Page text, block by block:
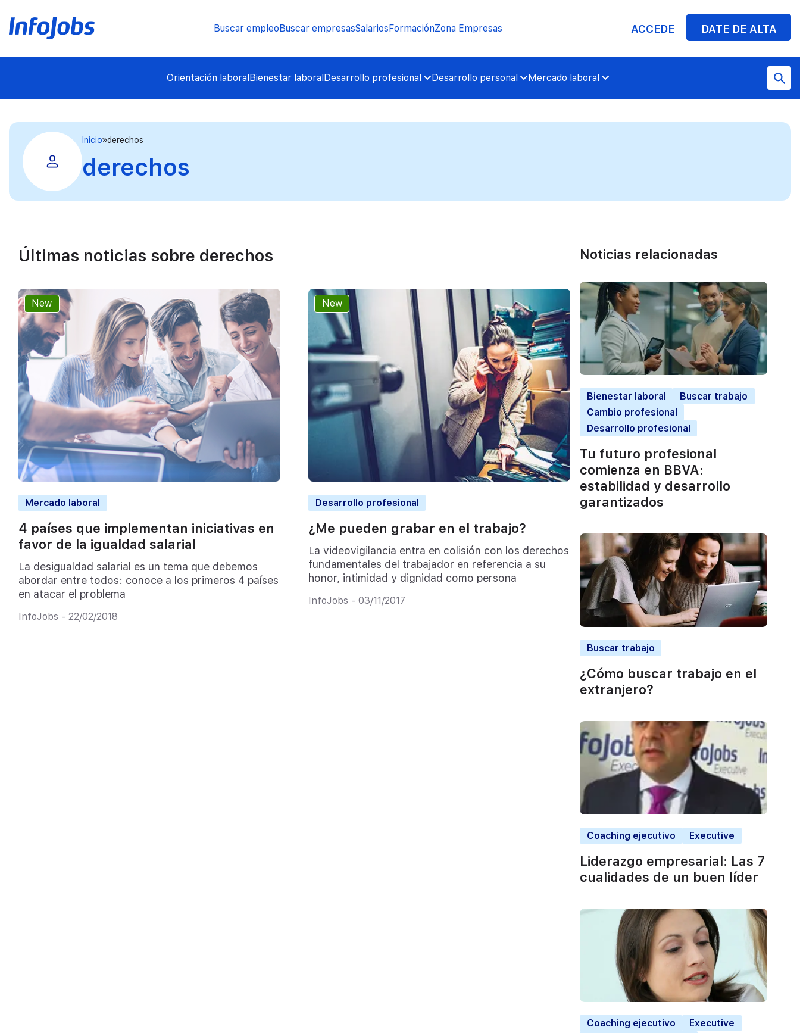
Buscar empleoBuscar empresasSalariosFormaciónZona Empresas ACCEDE DATE DE ALTA
Orientación laboralBienestar laboralDesarrollo profesional Desarrollo personal Mercado laboral
Inicio derechos
derechos
Últimas noticias sobre derechos
New
Mercado laboral
4 países que implementan iniciativas en
favor de la igualdad salarial
La desigualdad salarial es un tema que debemos
abordar entre todos: conoce a los primeros 4 países
en atacar el problema
InfoJobs - 22/02/2018
New
Desarrollo profesional
¿Me pueden grabar en el trabajo?
La videovigilancia entra en colisión con los derechos
fundamentales del trabajador en referencia a su
honor, intimidad y dignidad como persona
InfoJobs - 03/11/2017
Noticias relacionadas
Bienestar laboral
Buscar trabajo
Cambio profesional
Desarrollo profesional
Tu futuro profesional
comienza en BBVA:
estabilidad y desarrollo
garantizados
Buscar trabajo
¿Cómo buscar trabajo en el
extranjero?
Coaching ejecutivo Executive
Liderazgo empresarial: Las 7
cualidades de un buen líder
Coaching ejecutivo
Executive